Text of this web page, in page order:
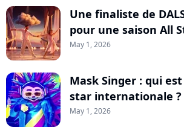
Une finaliste de
pour une saison All
May 1, 2026
Mask Singer : qui
star internationale ?
May 1, 2026